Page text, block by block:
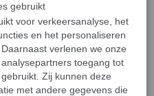
gebruikt
voor verkeersanalyse, het
en het personaliseren
verlenen we onze
toegang tot
Zij kunnen deze
met andere gegevens die